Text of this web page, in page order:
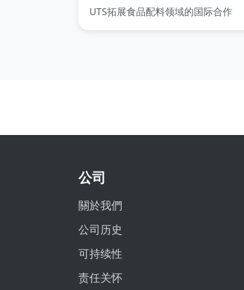
UTS拓展食品配料领域的国际合作
公司
關於我們
公司历史
可持续性
责任关怀